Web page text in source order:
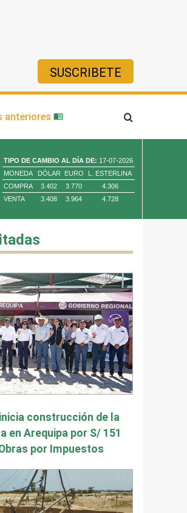
SUSCRIBETE
anteriores
Oro 4,010.80 US $/ Oz. Tr.
TIPO DE CAMBIO AL DÍA DE: 17-07-2026
MONEDA
DÓLAR EURO
L. ESTERLINA
COMPRA
3.402 3.770
4.306
VENTA
3.408 3.964 4.728
inicia construcción de la
en Arequipa por S/ 151
por Impuestos